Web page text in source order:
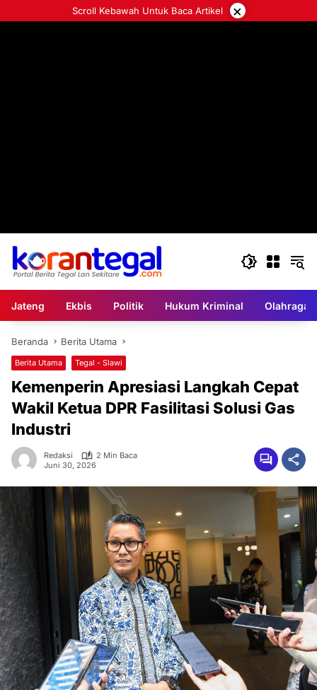
ke
Scroll Kebawah Untuk Baca Artikel ×
Jateng Ekbis Politik Hukum Kriminal Olahraga
Beranda Berita Utama
Berita Utama Tegal - Slawi
Kemenperin Apresiasi Langkah Cepat
Wakil Ketua DPR Fasilitasi Solusi Gas
Industri
Redaksi
2 Min Baca
Juni 30, 2026